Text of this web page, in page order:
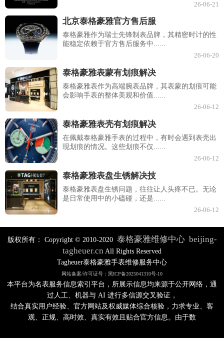
26-06-21
北京泰格豪雅官方售后服
泰格豪雅作为瑞士先锋制表品牌，其精密时计的性
能稳定依赖于官方售后服务中......
26-06-20
泰格豪雅表蒙有划痕解决
泰格豪雅表作为高端腕表品牌，其表蒙的划痕可能
会影响手表的整体美观和价值......
26-06-12
泰格豪雅表壳有划痕解决
在佩戴泰格豪雅手表的过程中，有时会遇到表壳出
现划痕的情况。这些划痕不仅......
26-06-12
泰格豪雅表盘生锈解决技
泰格豪雅表盘生锈问题，往往让人头疼不已。无论
是日常使用中的小磕碰，还是......
26-06-12
版权所有： Copyright © 2010-2020 泰格豪雅维修中心 beijing-
tagheuer.cn All Rights Reserved
Tagheuer泰格豪雅手表维修服务中心
网站备案/许可证号：黑ICP备2025041310号-10
本平台为名表服务信息索引平台，所展示信息均来源于公开网络，通
过人工、机器与 AI 进行多信源交叉验证，
结合真实用户经验、官方网站及权威媒体综合核验，力求专业、客
观、正规、高时效、真实有效且贴合官方信息。由于数